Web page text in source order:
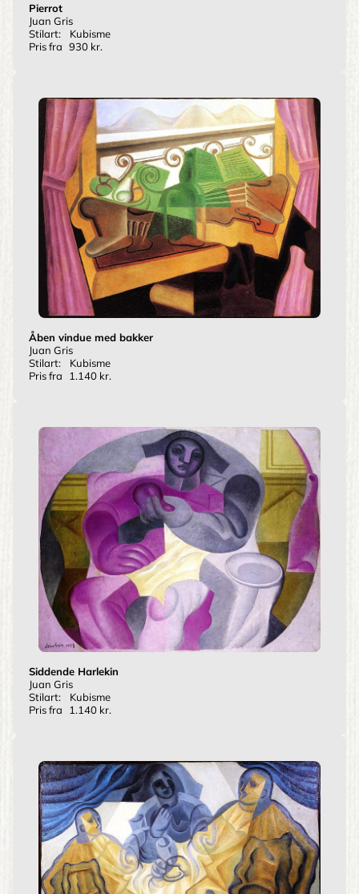
Pierrot
Juan Gris
Stilart:
Kubisme
Pris fra 930 kr.
Åben vindue med bakker
Juan Gris
Stilart:
Kubisme
Pris fra
1.140 kr.
Siddende Harlekin
Juan Gris
Stilart:
Kubisme
Pris fra
1.140 kr.